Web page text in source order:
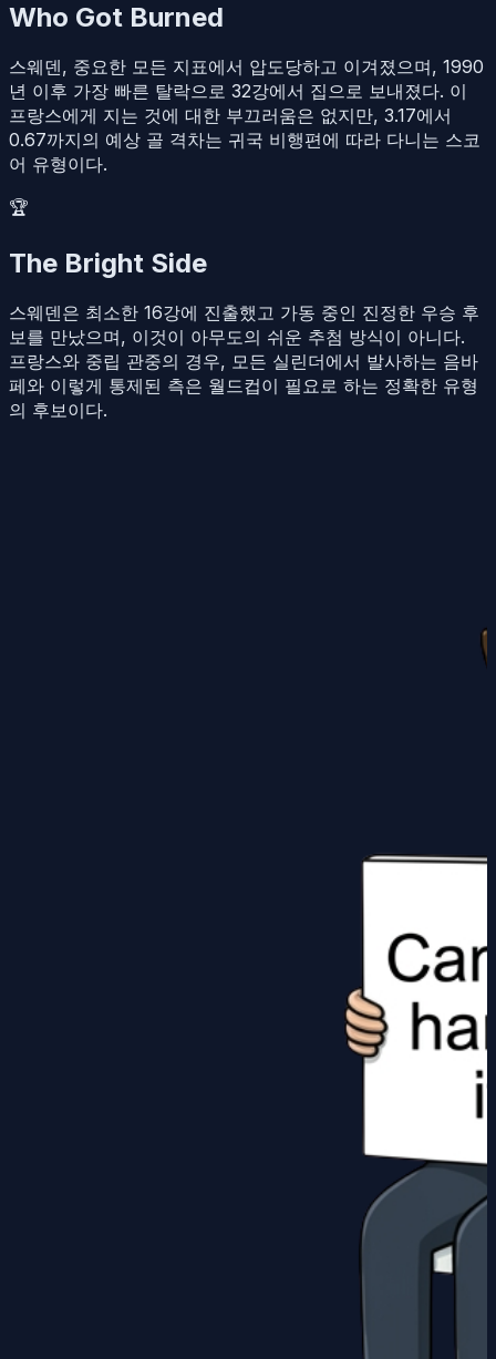
Who Got Burned
스웨덴, 중요한 모든 지표에서 압도당하고 이겨졌으며, 1990
년 이후 가장 빠른 탈락으로 32강에서 집으로 보내졌다. 이
프랑스에게 지는 것에 대한 부끄러움은 없지만, 3.17에서
0.67까지의 예상 골 격차는 귀국 비행편에 따라 다니는 스코
어 유형이다.
🏆
The Bright Side
스웨덴은 최소한 16강에 진출했고 가동 중인 진정한 우승 후
보를 만났으며, 이것이 아무도의 쉬운 추첨 방식이 아니다.
프랑스와 중립 관중의 경우, 모든 실린더에서 발사하는 음바
페와 이렇게 통제된 측은 월드컵이 필요로 하는 정확한 유형
의 후보이다.